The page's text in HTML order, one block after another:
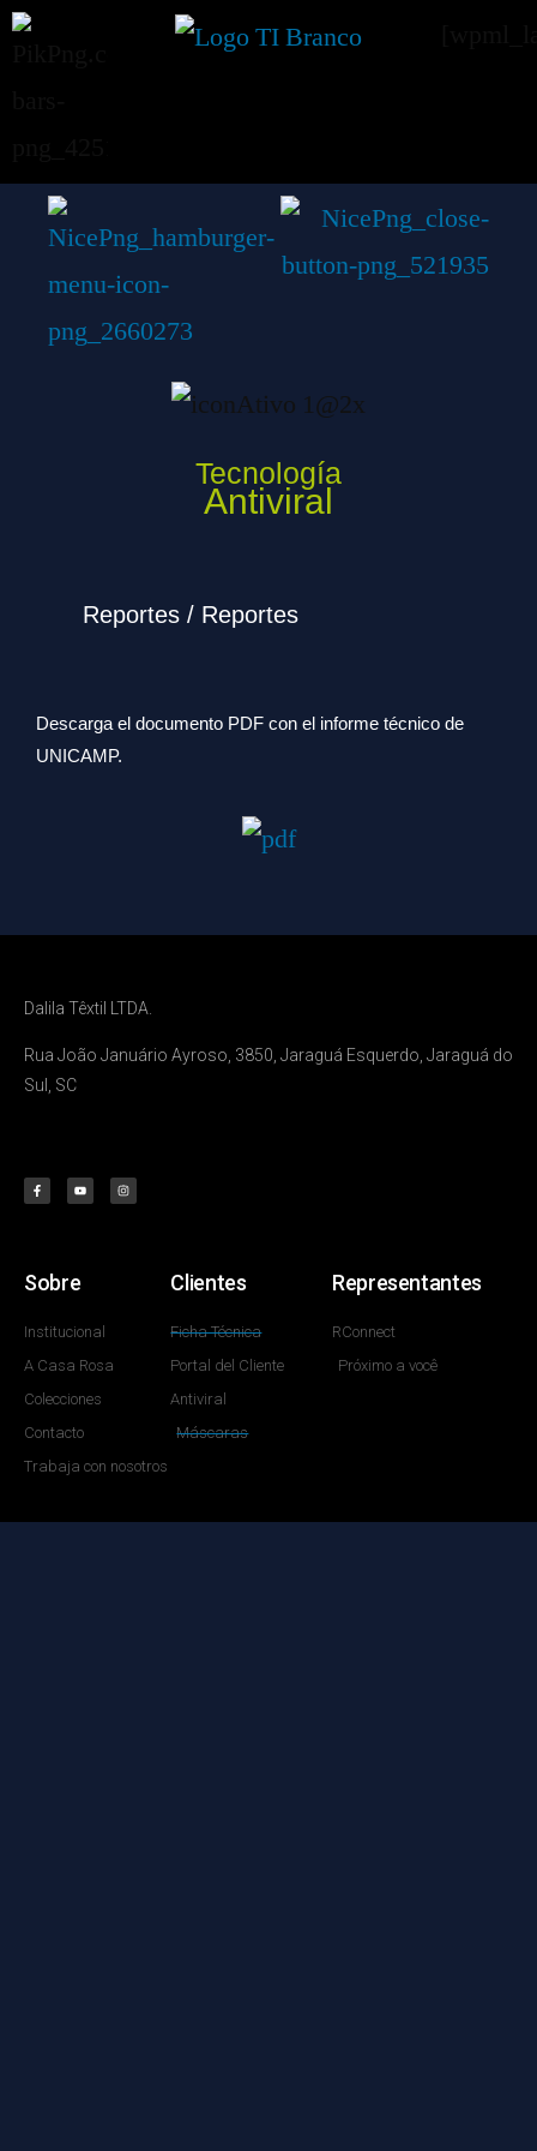
Tecnología
Antiviral
Reportes / Reportes
Descarga el documento PDF con el informe técnico de
UNICAMP.
Dalila Têxtil LTDA.
Rua João Januário Ayroso, 3850, Jaraguá Esquerdo, Jaraguá do
Sul, SC
Sobre
Institucional
A Casa Rosa
Colecciones
Contacto
Trabaja con nosotros
Clientes
Ficha Técnica
Portal del Cliente
Antiviral
Máscaras
Representantes
RConnect
Próximo a você